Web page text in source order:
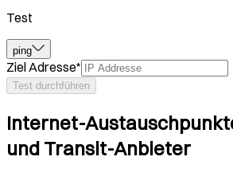
Test
ping
Ziel Adresse*
Test durchführen
Internet-
und Transit-Anbieter